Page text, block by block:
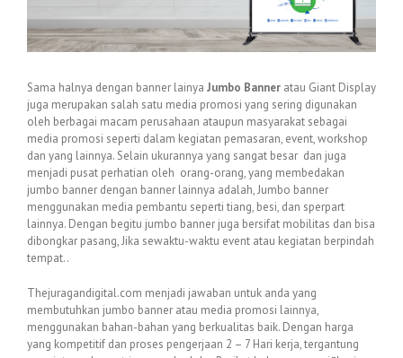
Sama halnya dengan banner lainya Jumbo Banner atau Giant Display
juga merupakan salah satu media promosi yang sering digunakan
oleh berbagai macam perusahaan ataupun masyarakat sebagai
media promosi seperti dalam kegiatan pemasaran, event, workshop
dan yang lainnya. Selain ukurannya yang sangat besar dan juga
menjadi pusat perhatian oleh orang-orang, yang membedakan
jumbo banner dengan banner lainnya adalah, Jumbo banner
menggunakan media pembantu seperti tiang, besi, dan sperpart
lainnya. Dengan begitu jumbo banner juga bersifat mobilitas dan bisa
dibongkar pasang, Jika sewaktu-waktu event atau kegiatan berpindah
tempat..
Thejuragandigital.com menjadi jawaban untuk anda yang
membutuhkan jumbo banner atau media promosi lainnya,
menggunakan bahan-bahan yang berkualitas baik. Dengan harga
yang kompetitif dan proses pengerjaan 2 – 7 Hari kerja, tergantung